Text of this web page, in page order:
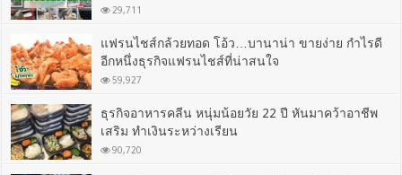
29,711
แฟรนไชส์กล้วยทอด โอ้ว…บานาน่า ขายง่าย กำไรดี
อีกหนึ่งธุรกิจแฟรนไชส์ที่น่าสนใจ
59,927
ธุรกิจอาหารคลีน หนุ่มน้อยวัย 22 ปี หันมาคว้าอาชีพ
เสริม ทำเงินระหว่างเรียน
90,720